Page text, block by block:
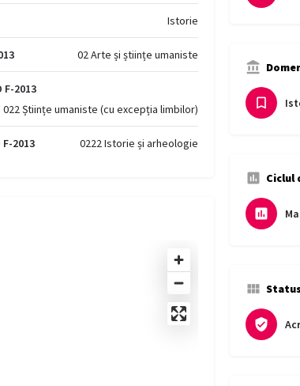
Istorie
02 Arte și științe umaniste
2013
022 Științe umaniste (cu excepția limbilor)
2013 0222 Istorie și arheologie
Ciclul